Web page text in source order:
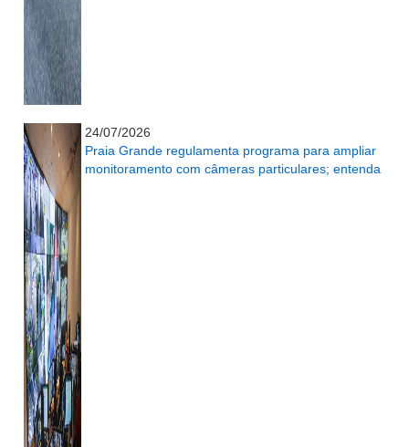
24/07/2026
Praia Grande regulamenta programa para ampliar
monitoramento com câmeras particulares; entenda